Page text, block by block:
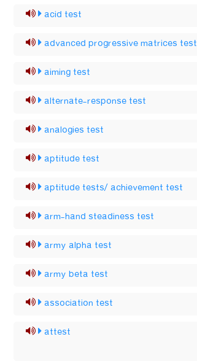
acid test
advanced progressive matrices test
aiming test
alternate-response test
analogies test
aptitude test
aptitude tests/ achievement test
arm-hand steadiness test
army alpha test
army beta test
association test
attest